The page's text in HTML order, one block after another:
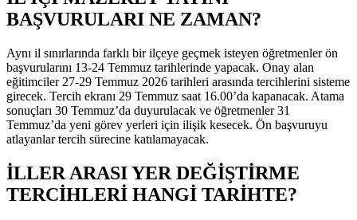
BAŞVURULARI NE ZAMAN?
Aynı il sınırlarında farklı bir ilçeye geçmek isteyen öğretmenler ön
başvurularını 13-24 Temmuz tarihlerinde yapacak. Onay alan
eğitimciler 27-29 Temmuz 2026 tarihleri arasında tercihlerini sisteme
girecek. Tercih ekranı 29 Temmuz saat 16.00’da kapanacak. Atama
sonuçları 30 Temmuz’da duyurulacak ve öğretmenler 31
Temmuz’da yeni görev yerleri için ilişik kesecek. Ön başvuruyu
atlayanlar tercih sürecine katılamayacak.
İLLER ARASI YER DEĞİŞTİRME
TERCİHLERİ HANGİ TARİHTE?